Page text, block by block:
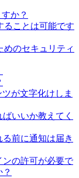
か？
ることは可能です
めのセキュリティ
が文字化けしま
いいか教えてく
前に通知は届き
の許可が必要で